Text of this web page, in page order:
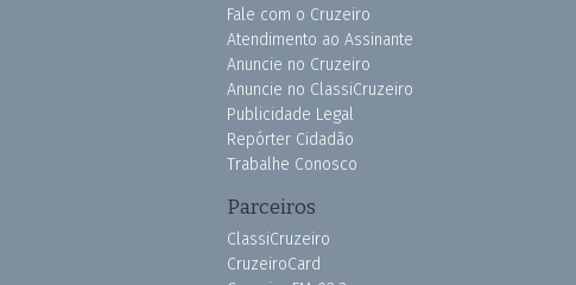
Fale com o Cruzeiro
Atendimento ao Assinante
Anuncie no Cruzeiro
Anuncie no ClassiCruzeiro
Publicidade Legal
Repórter Cidadão
Trabalhe Conosco
Parceiros
ClassiCruzeiro
CruzeiroCard